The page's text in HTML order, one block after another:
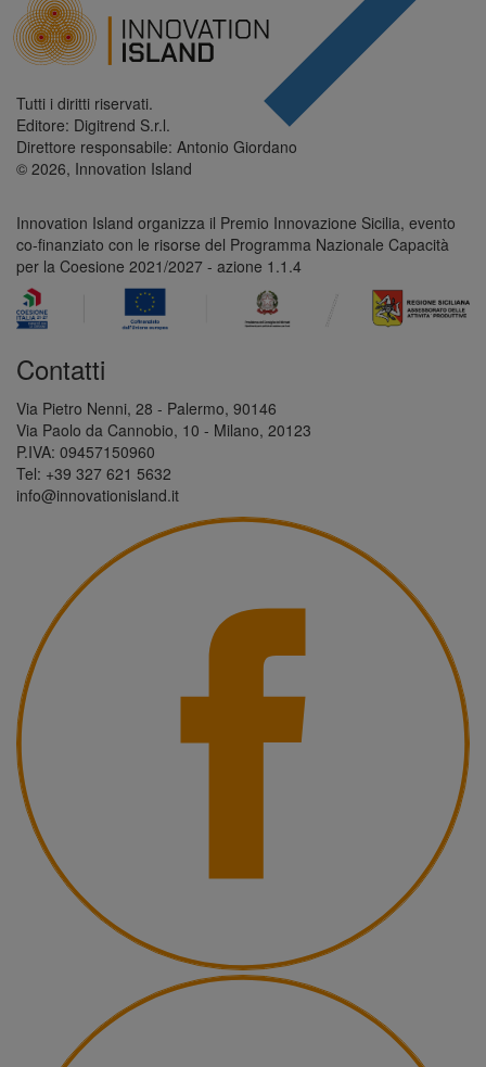
Tutti i diritti riservati.
Editore: Digitrend S.r.l.
Direttore responsabile: Antonio Giordano
© 2026, Innovation Island
Innovation Island organizza il Premio Innovazione Sicilia, evento
co-finanziato con le risorse del Programma Nazionale Capacità
per la Coesione 2021/2027 - azione 1.1.4
Contatti
Via Pietro Nenni, 28 - Palermo, 90146
Via Paolo da Cannobio, 10 - Milano, 20123
P.IVA: 09457150960
Tel: +39 327 621 5632
info@innovationisland.it